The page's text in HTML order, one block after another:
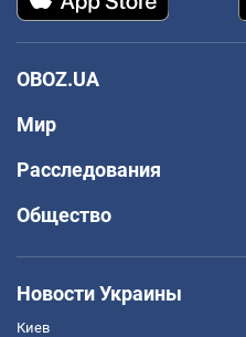
OBOZ.UA
Мир
Расследования
Общество
Новости Украины
Киев